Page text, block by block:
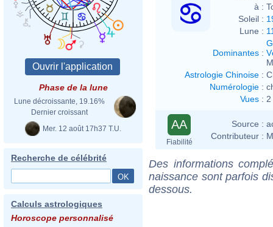
Phase de la lune
Lune décroissante, 19.16%
Dernier croissant
Mer. 12 août 17h37 T.U.
Recherche de célébrité
Calculs astrologiques
Horoscope personnalisé
à :
Soleil :
Lune :
Dominantes :
Astrologie Chinoise :
Numérologie :
Vues :
AA
Fiabilité
Source :
Contributeur :
Des informations
naissance sont parfois
dessous.